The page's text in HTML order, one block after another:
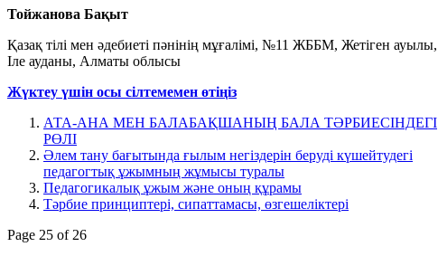
Тойжанова Бақыт
Қазақ тілі мен әдебиеті пәнінің мұғалімі, №11 ЖББМ, Жетіген ауылы,
Іле ауданы, Алматы облысы
Жүктеу үшін осы сілтемемен өтіңіз
АТА-АНА МЕН БАЛАБАҚШАНЫҢ БАЛА ТӘРБИЕСІНДЕГІ
РӨЛІ
Әлем тану бағытында ғылым негіздерін беруді күшейтудегі
педагогтық ұжымның жұмысы туралы
Педагогикалық ұжым және оның құрамы
Тәрбие принциптері, сипаттамасы, өзгешеліктері
Page 25 of 26